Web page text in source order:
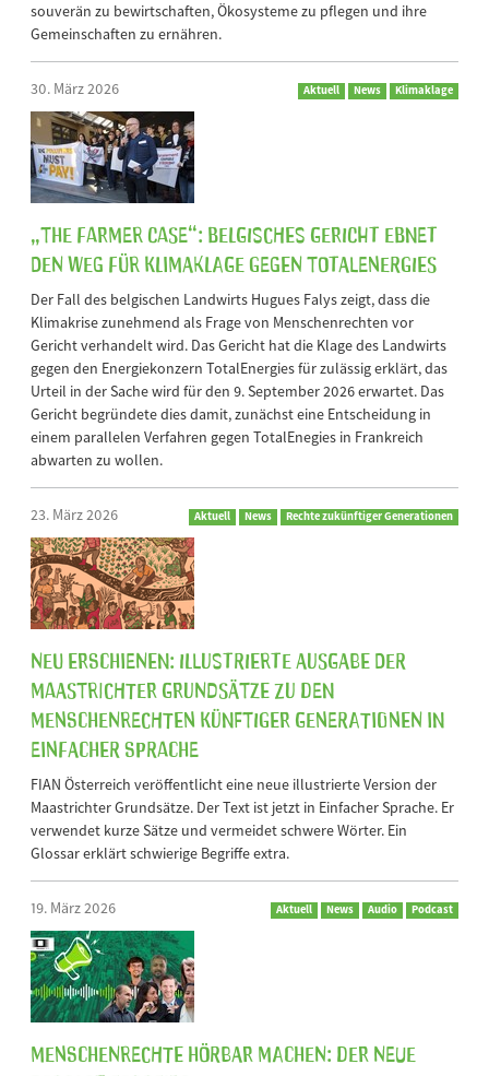
souverän zu bewirtschaften, Ökosysteme zu pflegen und ihre
Gemeinschaften zu ernähren.
30. März 2026 Aktuell News Klimaklage
„The Farmer Case“: Belgisches Gericht ebnet
den Weg für Klimaklage gegen TotalEnergies
Der Fall des belgischen Landwirts Hugues Falys zeigt, dass die
Klimakrise zunehmend als Frage von Menschenrechten vor
Gericht verhandelt wird. Das Gericht hat die Klage des Landwirts
gegen den Energiekonzern TotalEnergies für zulässig erklärt, das
Urteil in der Sache wird für den 9. September 2026 erwartet. Das
Gericht begründete dies damit, zunächst eine Entscheidung in
einem parallelen Verfahren gegen TotalEnegies in Frankreich
abwarten zu wollen.
23. März 2026 Aktuell News Rechte zukünftiger Generationen
Neu erschienen: Illustrierte Ausgabe der
Maastrichter Grundsätze zu den
Menschenrechten künftiger Generationen in
Einfacher Sprache
FIAN Österreich veröffentlicht eine neue illustrierte Version der
Maastrichter Grundsätze. Der Text ist jetzt in Einfacher Sprache. Er
verwendet kurze Sätze und vermeidet schwere Wörter. Ein
Glossar erklärt schwierige Begriffe extra.
19. März 2026 Aktuell News Audio Podcast
Menschenrechte hörbar machen: Der neue